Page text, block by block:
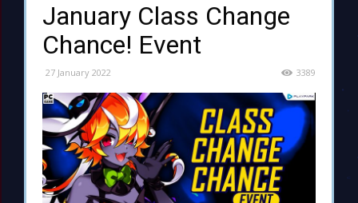
January Class Change
Chance! Event
27 January 2022 3389